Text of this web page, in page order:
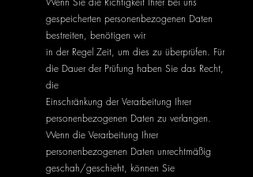
gespeicherten personenbezogenen Daten
bestreiten, benötigen wir
in der Regel Zeit, um dies zu überprüfen. Für
die Dauer der Prüfung haben Sie das Recht,
die
Einschränkung der Verarbeitung Ihrer
personenbezogenen Daten zu verlangen.
Wenn die Verarbeitung Ihrer
personenbezogenen Daten unrechtmäßig
geschah/geschieht, können Sie